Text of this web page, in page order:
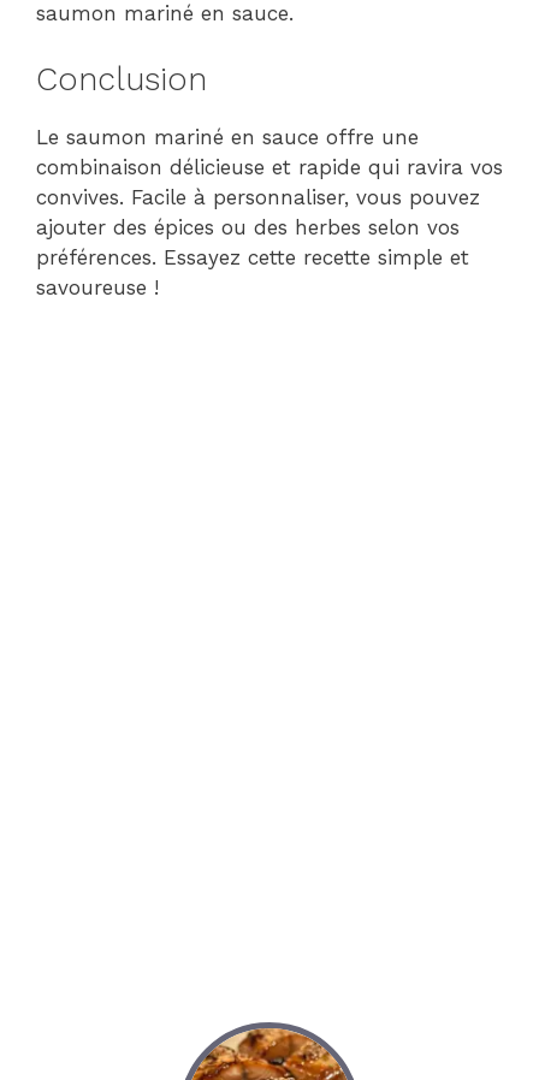
saumon mariné en sauce.
Conclusion
Le saumon mariné en sauce offre une
combinaison délicieuse et rapide qui ravira vos
convives. Facile à personnaliser, vous pouvez
ajouter des épices ou des herbes selon vos
préférences. Essayez cette recette simple et
savoureuse !